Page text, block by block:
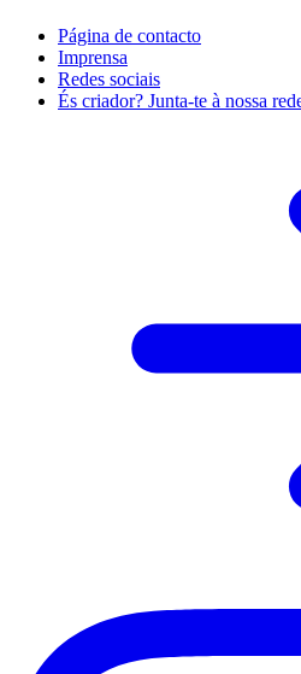
Página de contacto
Imprensa
Redes sociais
És criador? Junta-te à nossa